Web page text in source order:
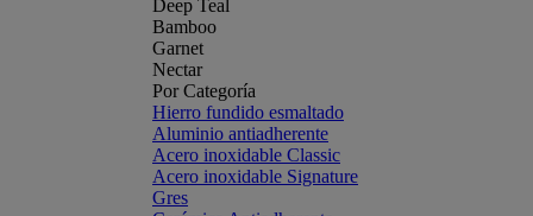
Deep Teal
Bamboo
Garnet
Nectar
Por Categoría
Hierro fundido esmaltado
Aluminio antiadherente
Acero inoxidable Classic
Acero inoxidable Signature
Gres